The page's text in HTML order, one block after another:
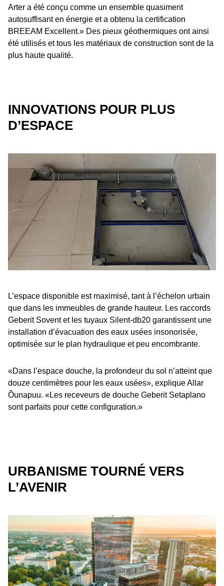
Arter a été conçu comme un ensemble quasiment
autosuffisant en énergie et a obtenu la certification
BREEAM Excellent.» Des pieux géothermiques ont ainsi
été utilisés et tous les matériaux de construction sont de la
plus haute qualité.
INNOVATIONS POUR PLUS
D’ESPACE
L’espace disponible est maximisé, tant à l’échelon urbain
que dans les immeubles de grande hauteur. Les raccords
Geberit Sovent et les tuyaux Silent-db20 garantissent une
installation d’évacuation des eaux usées insonorisée,
optimisée sur le plan hydraulique et peu encombrante.
«Dans l’espace douche, la profondeur du sol n’atteint que
douze centimètres pour les eaux usées», explique Allar
Õunapuu. «Les receveurs de douche Geberit Setaplano
sont parfaits pour cette configuration.»
URBANISME TOURNÉ VERS
L’AVENIR